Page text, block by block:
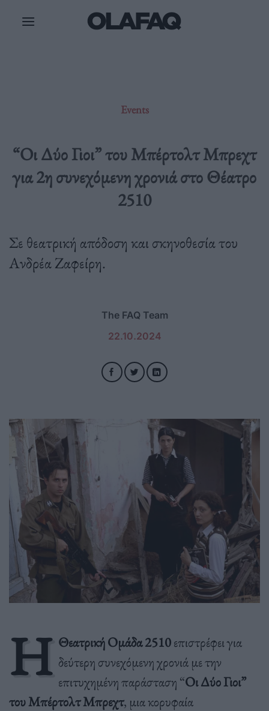
Events
“Οι Δύο Γιοι” του Μπέρτολτ Μπρεχτ
για 2η συνεχόμενη χρονιά στο Θέατρο
2510
Σε θεατρική απόδοση και σκηνοθεσία του
Ανδρέα Ζαφείρη.
The FAQ Team
22.10.2024
Η Θεατρική Ομάδα 2510επιστρέφει για
δεύτερη συνεχόμενη χρονιά με την
επιτυχημένη παράσταση “Οι Δύο Γιοι”
του Μπέρτολτ Μπρεχτ, μια κορυφαία